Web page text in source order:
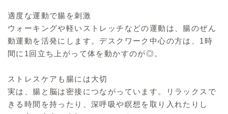
適度な運動で腸を刺激
ウォーキングや軽いストレッチなどの運動は、腸のぜん
動運動を活発にします。デスクワーク中心の方は、1時
間に1回立ち上がって体を動かすのが◎。
ストレスケアも腸には大切
実は、腸と脳は密接につながっています。リラックスで
きる時間を持ったり、深呼吸や瞑想を取り入れたりし